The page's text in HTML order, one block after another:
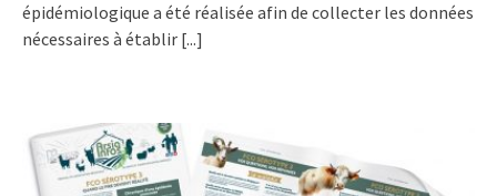
épidémiologique a été réalisée afin de collecter les données
nécessaires à établir [...]